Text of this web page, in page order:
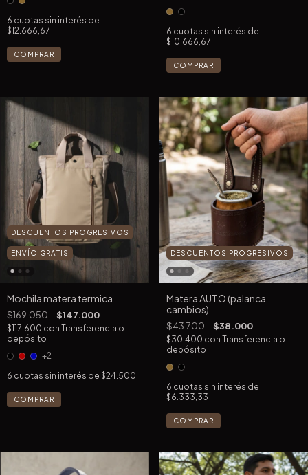
6 cuotas sin interés de
$12.666,67
COMPRAR
6 cuotas sin interés de
$10.666,67
COMPRAR
DESCUENTOS PROGRESIVOS
ENVÍO GRATIS
Mochila matera termica
$169.050 $147.000
$117.600 con Transferencia o
depósito
+2
6 cuotas sin interés de $24.500
COMPRAR
DESCUENTOS PROGRESIVOS
Matera AUTO (palanca
cambios)
$43.700 $38.000
$30.400 con Transferencia o
depósito
6 cuotas sin interés de
$6.333,33
COMPRAR